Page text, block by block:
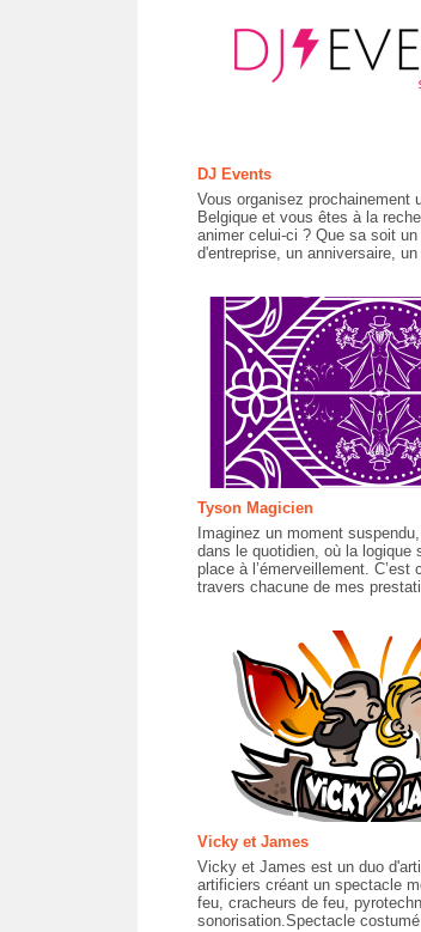
DJ Events
Vous organisez prochainement
Belgique et vous êtes à la
animer celui-ci ? Que sa soit
d'entreprise, un anniversaire,
Tyson Magicien
Imaginez un moment
dans le quotidien, où la logique
place à l’émerveillement. C’est
travers chacune de mes
Vicky et James
Vicky et James est un duo
artificiers créant un spectacle
feu, cracheurs de feu,
sonorisation.Spectacle